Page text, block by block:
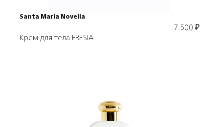
Santa Maria Novella
7 500 ₽
Крем для тела FRESIA